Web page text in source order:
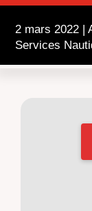
2 mars 2022 |
Services